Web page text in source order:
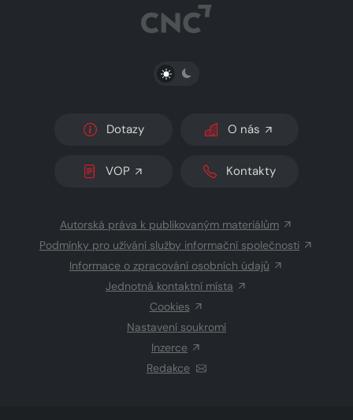
PŘEPNOUT SVĚTLÝ/TMAVÝ REŽIM
Dotazy O nás
VOP Kontakty
Autorská práva k publikovaným materiálům
Podmínky pro užívání služby informační společnosti
Informace o zpracování osobních údajů
Jednotná kontaktní místa
Cookies
Nastavení soukromí
Inzerce
Redakce